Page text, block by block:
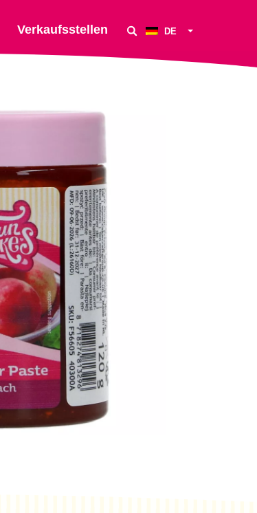
Verkaufsstellen DE